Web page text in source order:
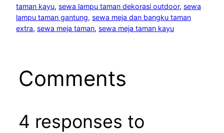
taman kayu, sewa lampu taman dekorasi outdoor, sewa
lampu taman gantung, sewa meja dan bangku taman
extra, sewa meja taman, sewa meja taman kayu
Comments
4 responses to